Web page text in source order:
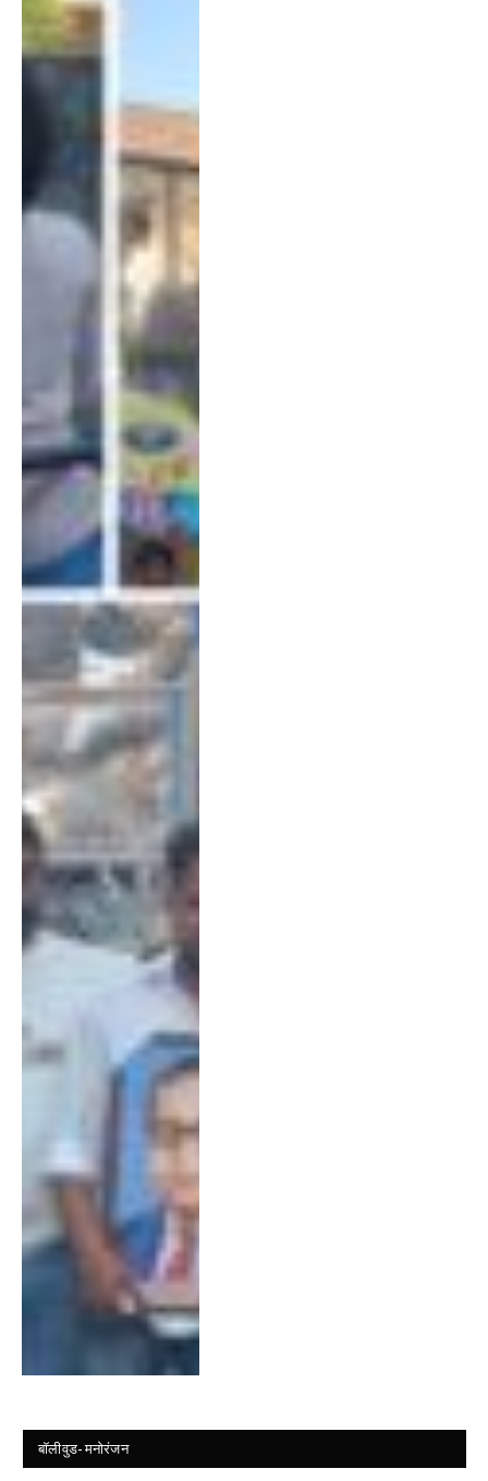
बॉलीवुड- मनोरंजन